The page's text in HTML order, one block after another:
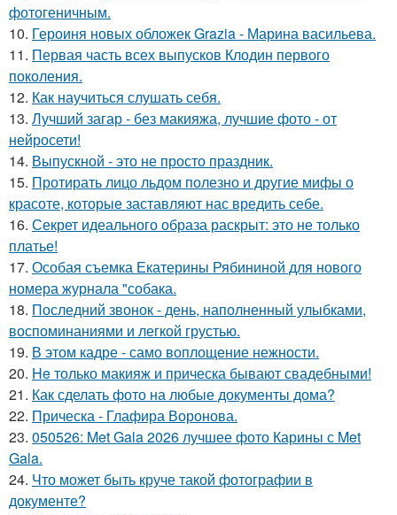
фотогеничным.
10. Героиня новых обложек Grazia - Марина васильева.
11. Первая часть всех выпусков Клодин первого
поколения.
12. Как научиться слушать себя.
13. Лучший загар - без макияжа, лучшие фото - от
нейросети!
14. Выпускной - это не просто праздник.
15. Протирать лицо льдом полезно и другие мифы о
красоте, которые заставляют нас вредить себе.
16. Секрет идеального образа раскрыт: это не только
платье!
17. Особая съемка Екатерины Рябининой для нового
номера журнала "собака.
18. Последний звонок - день, наполненный улыбками,
воспоминаниями и легкой грустью.
19. В этом кадре - само воплощение нежности.
20. He только макияж и прическа бывают свадебными!
21. Как сделать фото на любые документы дома?
22. Прическа - Глафира Воронова.
23. 050526: Met Gala 2026 лучшее фото Карины с Met
Gala.
24. Что может быть круче такой фотографии в
документе?